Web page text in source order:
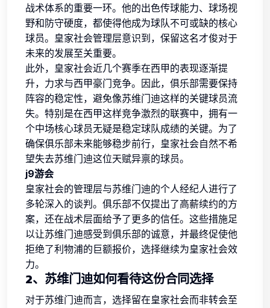
战术体系的重要一环。他的出色传球能力、球场视
野和防守硬度，都使得他成为球队不可或缺的核心
球员。皇家社会管理层意识到，保留这名才俊对于
未来的发展至关重要。
此外，皇家社会近几个赛季在西甲的表现逐渐提
升，力求与西甲豪门竞争。因此，俱乐部需要保持
阵容的稳定性，避免像苏维门迪这样的关键球员流
失。特别是在西甲这样竞争激烈的联赛中，拥有一
个中场核心球员无疑是稳定球队成绩的关键。为了
确保俱乐部未来能够稳步前行，皇家社会自然不希
望失去苏维门迪这位天赋异禀的球员。
j9游会
皇家社会的管理层与苏维门迪的个人经纪人进行了
多轮深入的谈判。俱乐部不仅提出了高薪续约的方
案，还在战术层面给予了更多的信任。这些措施足
以让苏维门迪感受到俱乐部的诚意，并最终促使他
拒绝了利物浦的巨额报价，选择继续为皇家社会效
力。
2、苏维门迪如何看待这份合同选择
对于苏维门迪而言，选择留在皇家社会而非转会至